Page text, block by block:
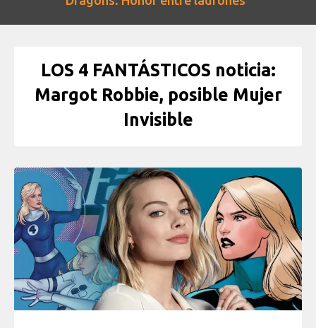
LOS 4 FANTÁSTICOS noticia:
Margot Robbie, posible Mujer
Invisible